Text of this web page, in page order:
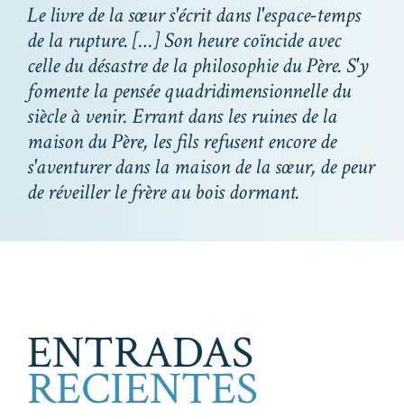
Le livre de la sœur s'écrit dans l'espace-temps
de la rupture. […] Son heure coïncide avec
celle du désastre de la philosophie du Père. S'y
fomente la pensée quadridimensionnelle du
siècle à venir. Errant dans les ruines de la
maison du Père, les fils refusent encore de
s'aventurer dans la maison de la sœur, de peur
de réveiller le frère au bois dormant.
ENTRADAS
RECIENTES